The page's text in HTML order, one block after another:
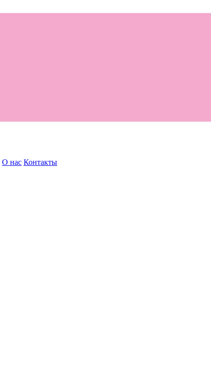
О нас Контакты